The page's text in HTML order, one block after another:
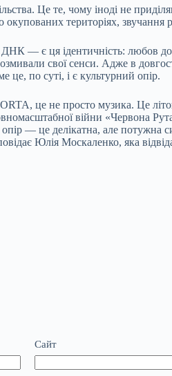
Це те, чому іноді не
територіях,
— є ця ідентичність: любов до
свої сенси. Адже в
це, по суті, і є культурний опір.
це не просто музика. Це
війни «Червона
опір — це делікатна, але
Юлія Москаленко, яка
Сайт